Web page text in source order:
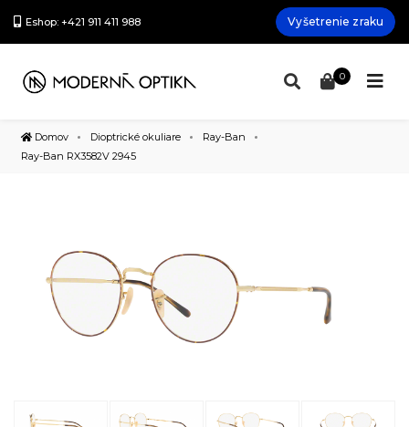
Eshop: +421 911 411 988 Vyšetrenie zraku
0
Domov Dioptrické okuliare
Ray-Ban
Ray-Ban RX3582V 2945